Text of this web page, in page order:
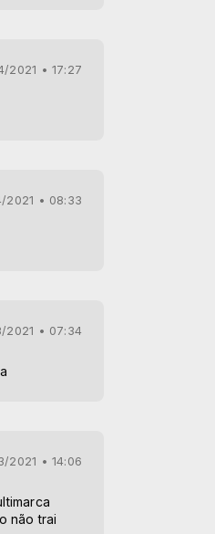
2021 • 17:27
2021 • 08:33
2021 • 07:34
2021 • 14:06
não trai